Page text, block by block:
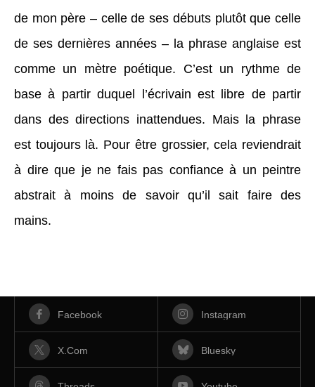
de mon père – celle de ses débuts plutôt que celle
de ses dernières années – la phrase anglaise est
comme un mètre poétique. C’est un rythme de
base à partir duquel l’écrivain est libre de partir
dans des directions inattendues. Mais la phrase
est toujours là. Pour être grossier, cela reviendrait
à dire que je ne fais pas confiance à un peintre
abstrait à moins de savoir qu’il sait faire des
mains.
Facebook Instagram
X.com Bluesky